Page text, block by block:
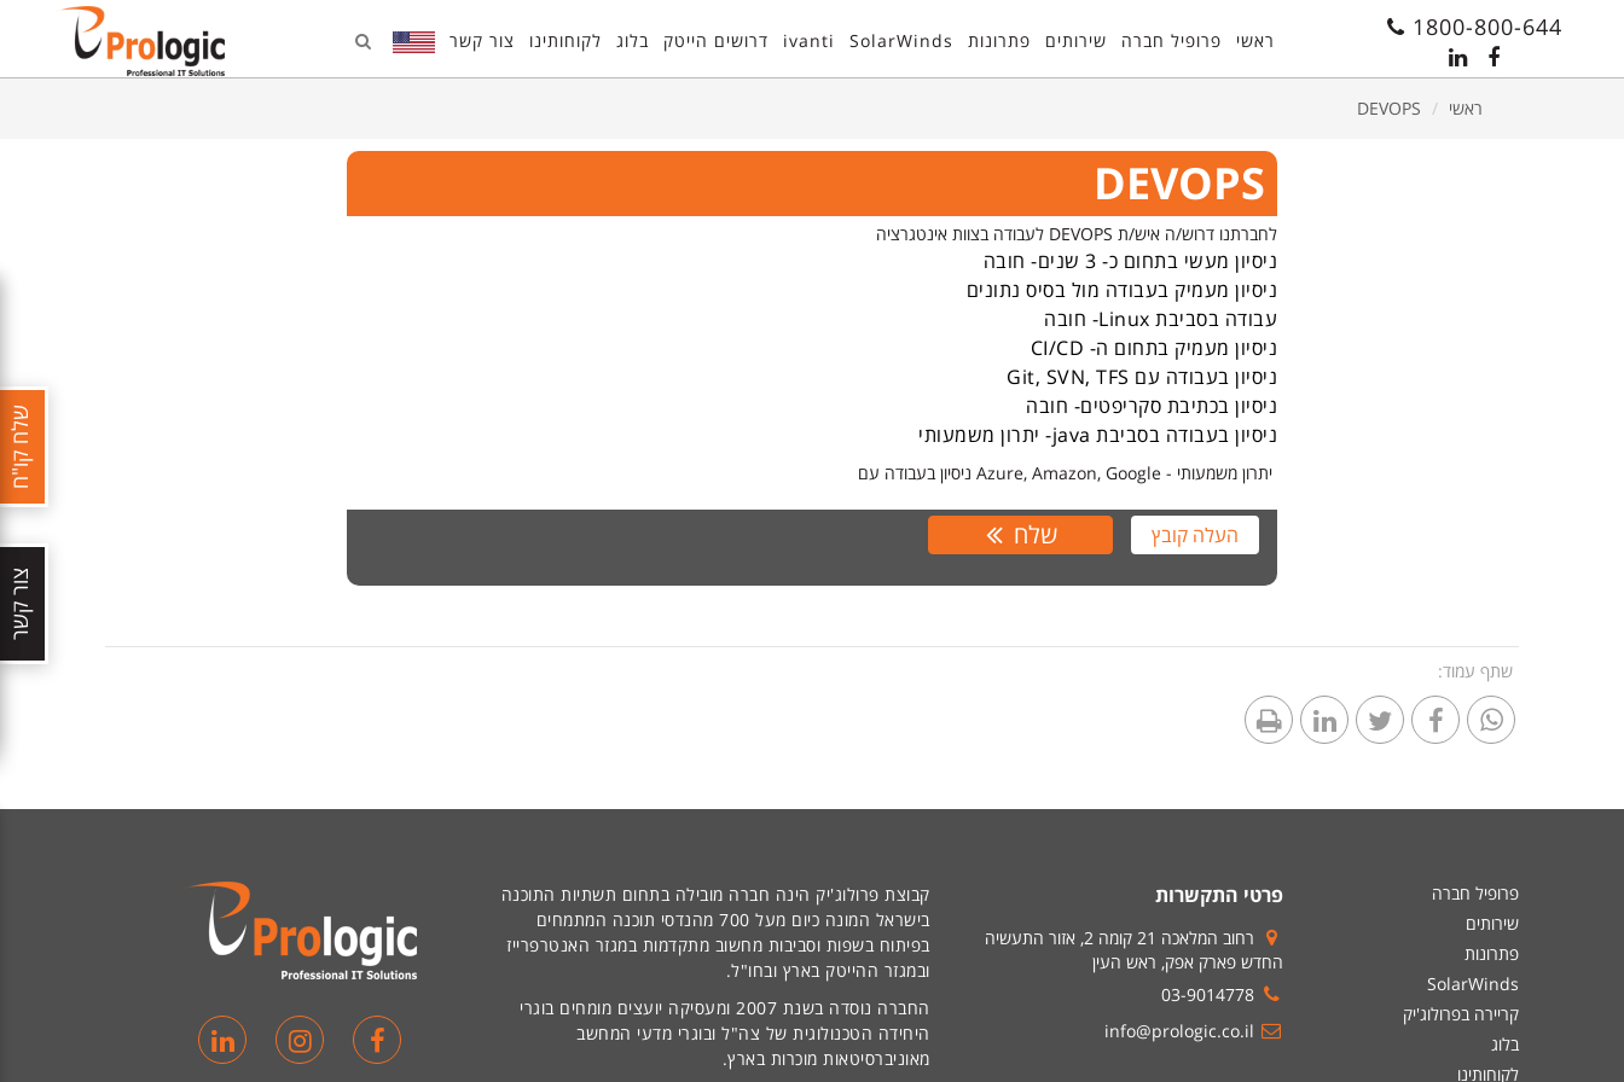
1800-800-644 ראשי פרופיל חברה שירותים פתרונות SolarWinds
ivanti דרושים הייטק בלוג לקוחותינו צור קשר
ראשי DEVOPS
DEVOPS
לחברתנו דרוש/ה איש/ת DEVOPS לעבודה בצוות אינטגרציה
ניסיון מעשי בתחום כ- 3 שנים- חובה
ניסיון מעמיק בעבודה מול בסיס נתונים
עבודה בסביבת Linux- חובה
ניסיון מעמיק בתחום ה- CI/CD
ניסיון בעבודה עם Git, SVN, TFS
ניסיון בכתיבת סקריפטים- חובה
ניסיון בעבודה בסביבת java- יתרון משמעותי
העלה קובץ שלח
שתף עמוד:
פרופיל חברה
שירותים
פתרונות
SolarWinds
קריירה בפרולוג'יק
בלוג
לקוחותינו
פרטי התקשרות
רחוב המלאכה 21 קומה 2, אזור התעשיה
החדש פארק אפק, ראש העין
03-9014778
info@prologic.co.il
קבוצת פרולוג'יק הינה חברה מובילה בתחום תשתיות התוכנה
בישראל המונה כיום מעל 700 מהנדסי תוכנה המתמחים
בפיתוח בשפות וסביבות מחשוב מתקדמות במגזר האנטרפרייז
ובמגזר ההייטק בארץ ובחו"ל.
החברה נוסדה בשנת 2007 ומעסיקה יועצים מומחים בוגרי
היחידה הטכנולוגית של צה"ל ובוגרי מדעי המחשב
מאוניברסיטאות מוכרות בארץ.
שלח קו"ח
צור קשר